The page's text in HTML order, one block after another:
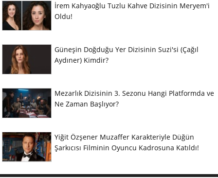
İrem Kahyaoğlu Tuzlu Kahve Dizisinin Meryem'i
Oldu!
Güneşin Doğduğu Yer Dizisinin Suzi'si (Çağıl
Aydıner) Kimdir?
Mezarlık Dizisinin 3. Sezonu Hangi Platformda ve
Ne Zaman Başlıyor?
Yiğit Özşener Muzaffer Karakteriyle Düğün
Şarkıcısı Filminin Oyuncu Kadrosuna Katıldı!